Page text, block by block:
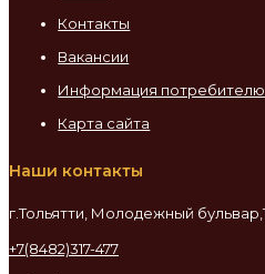
Контакты
Вакансии
Информация потребителю
Карта сайта
Наши контакты
г.Тольятти, Молодежный
+7(8482)317-477